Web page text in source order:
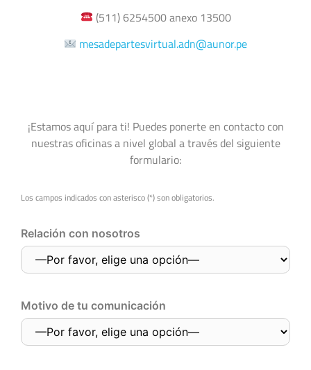
(511) 6254500 anexo 13500
mesadepartesvirtual.adn@aunor.pe
¡Estamos aquí para ti! Puedes ponerte en contacto con
nuestras oficinas a nivel global a través del siguiente
formulario:
Los campos indicados con asterisco (*) son obligatorios.
Relación con nosotros
Motivo de tu comunicación